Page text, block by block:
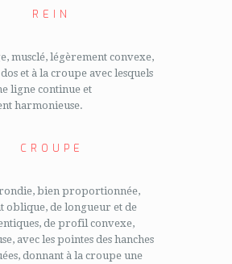
REIN
musclé, légèrement convexe,
et à la croupe avec lesquels
ligne continue et
harmonieuse.
CROUPE
bien proportionnée,
oblique, de longueur et de
de profil convexe,
avec les pointes des hanches
donnant à la croupe une